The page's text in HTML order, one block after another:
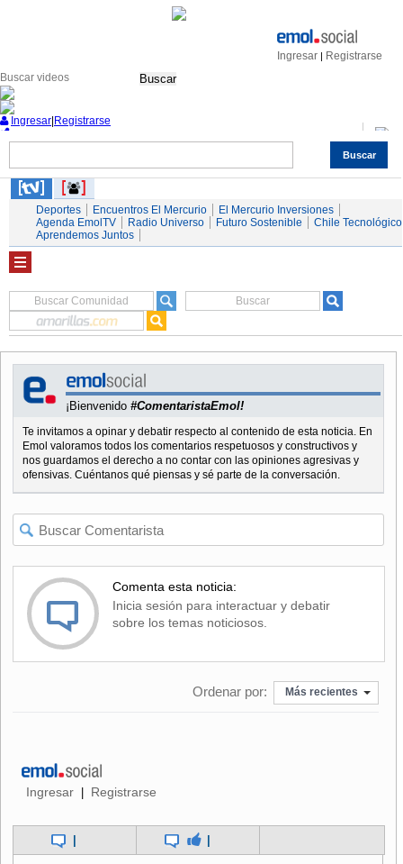
Ingresar | Registrarse
Buscar
Buscar
Ingresar Registrarse
Servicios
Deportes Encuentros El Mercurio
El Mercurio Inversiones
Agenda EmolTV
Radio Universo Futuro Sostenible
Chile Tecnológico
Aprendemos Juntos
¡Bienvenido #ComentaristaEmol!
Te invitamos a opinar y debatir respecto al contenido de esta noticia. En
Emol valoramos todos los comentarios respetuosos y constructivos y
nos guardamos el derecho a no contar con las opiniones agresivas y
ofensivas. Cuéntanos qué piensas y sé parte de la conversación.
Comenta esta noticia:
Inicia sesión para interactuar y debatir
sobre los temas noticiosos.
Ordenar por: Más recientes
Ingresar | Registrarse
| |